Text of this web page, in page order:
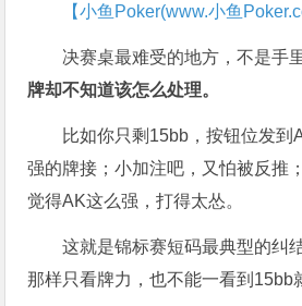
【小鱼Poker(www.小鱼
决赛桌最难受的地方，不是手
牌却不知道该怎么处理。
比如你只剩15bb，按钮位发到
强的牌接；小加注吧，又怕被反推
觉得AK这么强，打得太怂。
这就是锦标赛短码最典型的纠
那样只看牌力，也不能一看到15bb